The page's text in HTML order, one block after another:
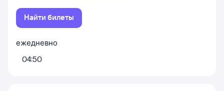
Найти билеты
ежедневно
04:50